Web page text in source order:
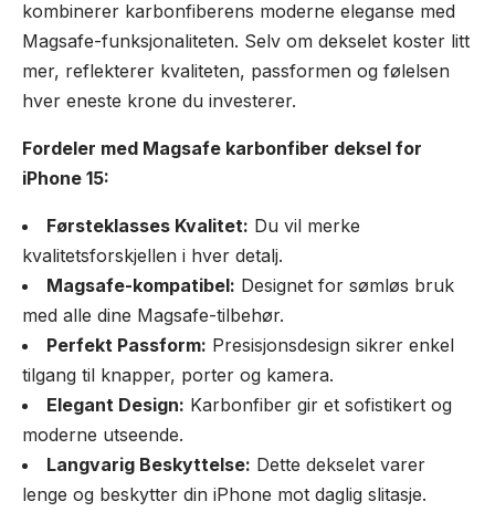
kombinerer karbonfiberens moderne eleganse med
Magsafe-funksjonaliteten. Selv om dekselet koster litt
mer, reflekterer kvaliteten, passformen og følelsen
hver eneste krone du investerer.
Fordeler med Magsafe karbonfiber deksel for
iPhone 15:
Førsteklasses Kvalitet: Du vil merke
kvalitetsforskjellen i hver detalj.
Magsafe-kompatibel: Designet for sømløs bruk
med alle dine Magsafe-tilbehør.
Perfekt Passform: Presisjonsdesign sikrer enkel
tilgang til knapper, porter og kamera.
Elegant Design: Karbonfiber gir et sofistikert og
moderne utseende.
Langvarig Beskyttelse: Dette dekselet varer
lenge og beskytter din iPhone mot daglig slitasje.